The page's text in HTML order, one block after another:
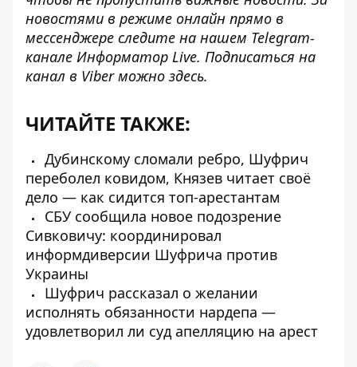
новостями в режиме онлайн прямо в
мессенджере следите на нашем Telegram-
канале Информатор Live. Подписаться на
канал в Viber можно здесь.
ЧИТАЙТЕ ТАКЖЕ:
Дубинскому сломали ребро, Шуфрич
переболел ковидом, Князев читает своё
дело — как сидится топ-арестантам
СБУ сообщила новое подозрение
Сивковичу: координировал
информдиверсии Шуфрича против
Украины
Шуфрич рассказал о желании
исполнять обязанности нардепа —
удовлетворил ли суд апелляцию на арест